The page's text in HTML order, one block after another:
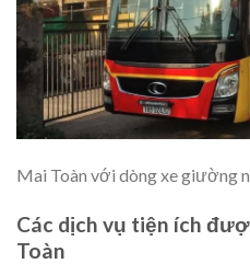
Mai Toàn với dòng xe giường
Các dịch vụ tiện ích
Toàn